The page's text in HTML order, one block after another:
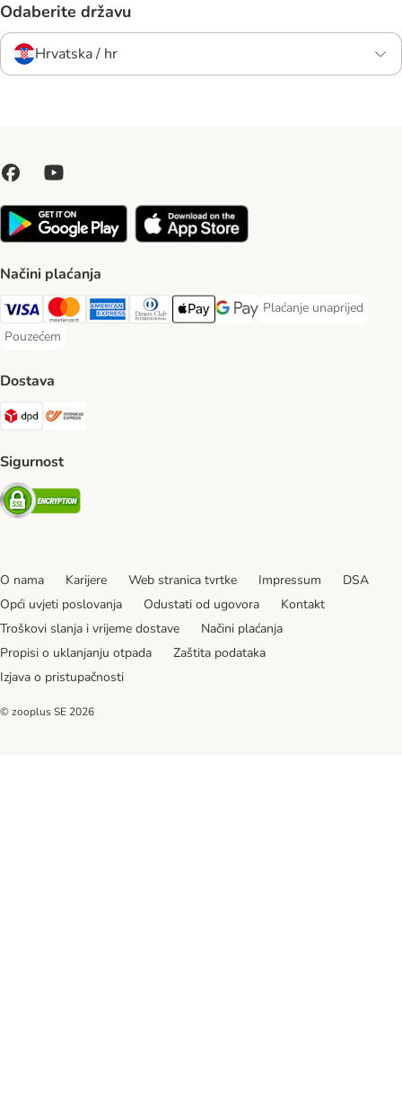
Odaberite državu
Hrvatska / hr
Načini plaćanja
Visa Payment Method
MasterCard Payment Method
American Express Payment Method
Diners Club Payment Method
Payment MethodGoogle pay Payment Method
Plaćanje unaprijed
Plaćanje unaprijed
Pouzećem
Pouzećem Payment Method
Dostava
DPD Shipping Method
Sigurnost
Security
O nama Karijere Web stranica tvrtke Impressum
DSA
Opći uvjeti poslovanja
Odustati od ugovora
Kontakt
Troškovi slanja i vrijeme dostave
Načini plaćanja
Propisi o uklanjanju otpada
Zaštita podataka
Izjava o pristupačnosti
© zooplus SE 2026